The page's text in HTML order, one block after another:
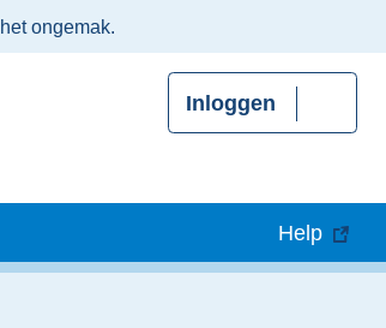
ongemak.
Inloggen
Help